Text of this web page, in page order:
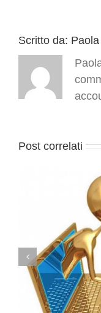
Scritto da:
Post correlati
Bonus